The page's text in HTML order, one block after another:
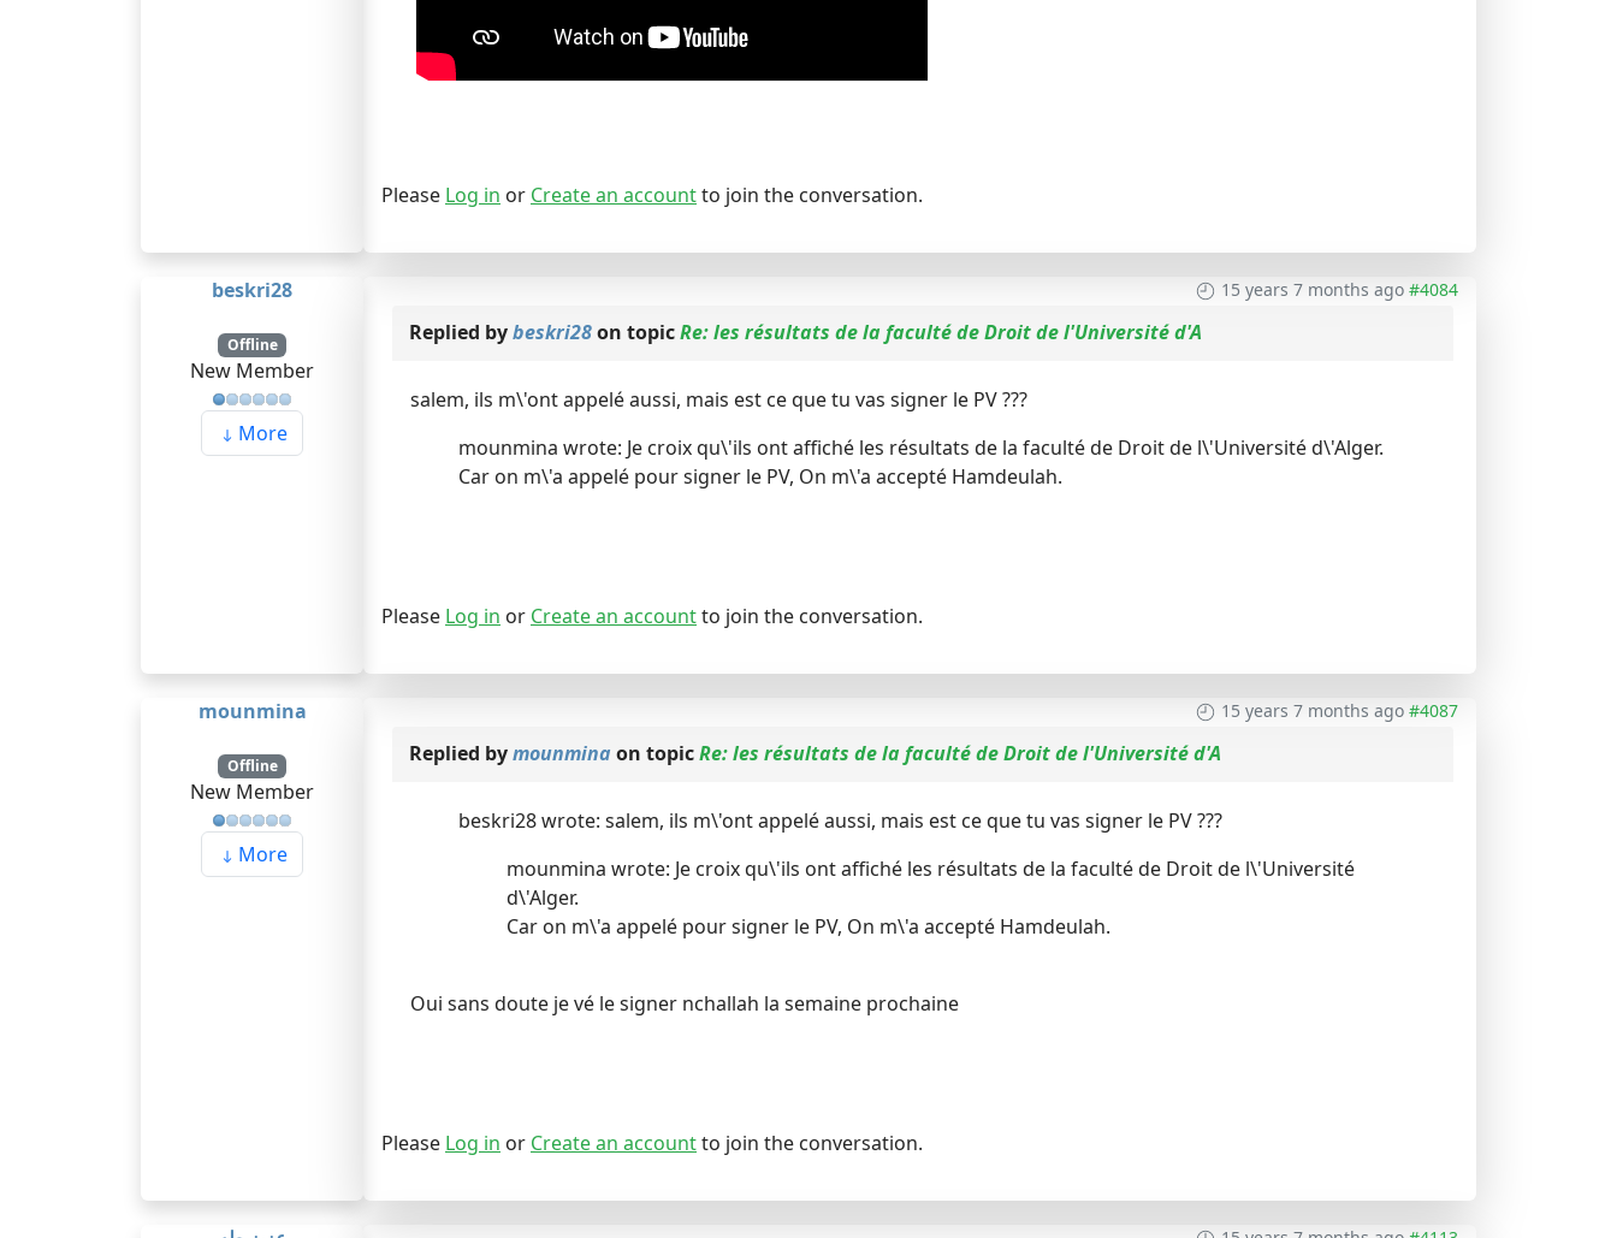
Please Log in or Create an accountto join the conversation.
beskri28
Offline
New Member
More
15 years 7 months ago #4084
Replied bybeskri28on topicRe: les résultats de la faculté de Droit de l'Université d'A
salem, ils m\'ont appelé aussi, mais est ce que tu vas signer le PV ???
mounmina wrote: Je croix qu\'ils ont affiché les résultats de la faculté de Droit de l\'Université d\'Alger.
Car on m\'a appelé pour signer le PV, On m\'a accepté Hamdeulah.
Please Log in or Create an accountto join the conversation.
mounmina
Offline
New Member
More
15 years 7 months ago #4087
Replied bymounmina on topicRe: les résultats de la faculté de Droit de l'Université d'A
beskri28 wrote: salem, ils m\'ont appelé aussi, mais est ce que tu vas signer le PV ???
mounmina wrote: Je croix qu\'ils ont affiché les résultats de la faculté de Droit de l\'Université
d\'Alger.
Car on m\'a appelé pour signer le PV, On m\'a accepté Hamdeulah.
Oui sans doute je vé le signer nchallah la semaine prochaine
Please Log in or Create an accountto join the conversation.